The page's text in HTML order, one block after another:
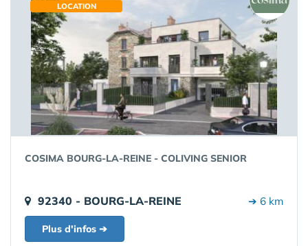
LOCATION
COSIMA BOURG-LA-REINE - COLIVING SENIOR
92340 - BOURG-LA-REINE ➔ 6 km
Plus d'infos ➔